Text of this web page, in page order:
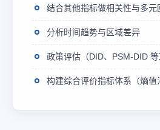
结合其他指标做相关性与多元
分析时间趋势与区域差异
政策评估（DID、PSM-DID 等
构建综合评价指标体系（熵值